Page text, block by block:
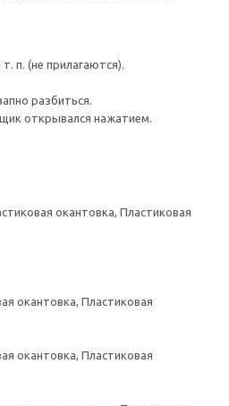
п. (не прилагаются).
разбиться.
открывался нажатием.
окантовка, Пластиковая
окантовка, Пластиковая
окантовка, Пластиковая